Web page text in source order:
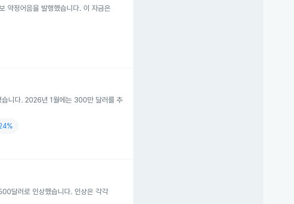
정어음을 발행했습니다. 이 자금은
니다. 2026년 1월에는 300만 달러를 추
달러로 인상했습니다. 인상은 각각